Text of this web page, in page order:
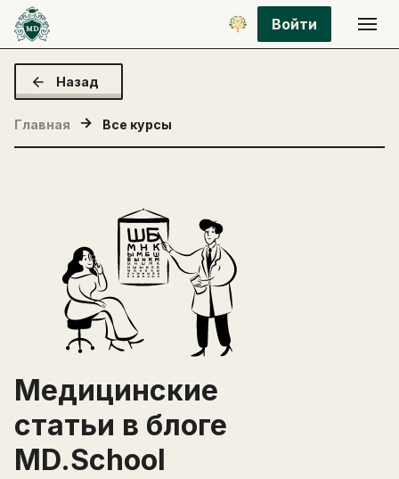
Войти
Назад
Главная Все курсы
Медицинские
статьи в блоге
MD.School